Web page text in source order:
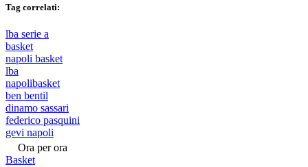
Tag correlati:
lba serie a
basket
napoli basket
lba
napolibasket
ben bentil
dinamo sassari
federico pasquini
gevi napoli
Ora per ora
Basket